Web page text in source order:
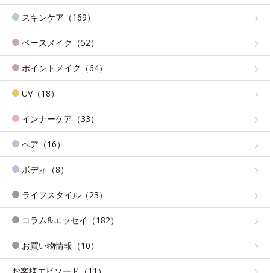
スキンケア（169）
ベースメイク（52）
ポイントメイク（64）
UV（18）
インナーケア（33）
ヘア（16）
ボディ（8）
ライフスタイル（23）
コラム&エッセイ（182）
お買い物情報（10）